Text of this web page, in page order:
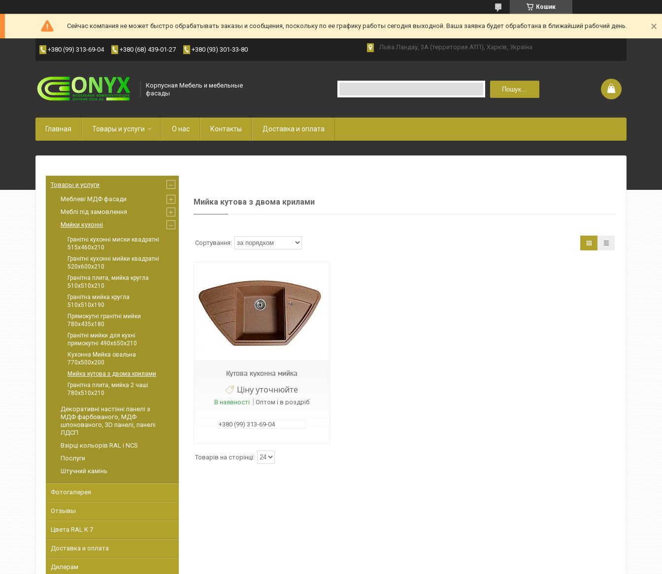
Кошик
Сейчас компания не может быстро обрабатывать заказы и сообщения, поскольку по ее графику работы сегодня выходной. Ваша заявка будет обработана в ближайший рабочий день.
+380 (99) 313-69-04 +380 (68) 439-01-27 +380 (93) 301-33-80 Льва Ландау, 3А (территория АТП), Харків, Україна
Корпусная Мебель и мебельные
фасады
Пошук...
Главная Товары и услуги О нас Контакты Доставка и оплата
Мийка кутова з двома крилами
КвММ
Кутова кухонна мийка
Ціну уточнюйте
В наявності Оптом і в роздріб
+380 (99) 313-69-04
Товары и услуги
Меблеві МДФ фасади
Меблі під замовлення
Мийки кухонні
Гранітні кухонні миски квадратні
515х460х210
Гранітні кухонні мийки квадратні
520х600х210
Гранітна плита, мийка кругла
510х510х210
Гранітна мийка кругла
510х510х190
Прямокутні гранітні мийки
780х435х180
Гранітні мийки для кухні
прямокутні 490х650х210
Кухонна Мийка овальна
770х500х200
Мийка кутова з двома крилами
Гранітна плита, мийка 2 чаші
780х510х210
Декоративні настінні панелі з
МДФ фарбованого, МДФ
шпонованого, 3D панелі, панелі
ЛДСП
Взірці кольорів RAL і NCS
Послуги
Штучний камінь
Фотогалерея
Отзывы
Цвета RAL K 7
Доставка и оплата
Дилерам